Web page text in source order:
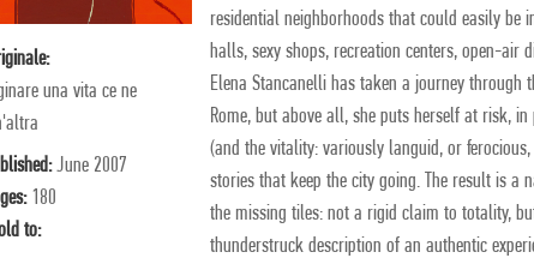
una vita ce ne
June 2007
180
to:
residential neighborhoods that could easily be
halls, sexy shops, recreation centers, open-air
Elena Stancanelli has taken a journey
Rome, but above all, she puts herself at risk,
(and the vitality: variously languid, or
stories that keep the city going. The result is a
the missing tiles: not a rigid claim to totality,
thunderstruck description of an authentic